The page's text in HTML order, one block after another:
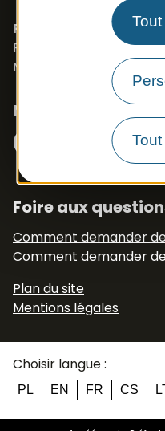
PROSZE O KONTAKT-
Port. 0033 673 191 445
Mail :
Nous suivre
FacebookInstagram
N°
Foire aux
Comment demander
Comment demander
Plan du site
Mentions légales
Choisir langue :
PL EN FR CS